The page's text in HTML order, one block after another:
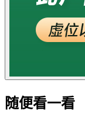
随便看一看